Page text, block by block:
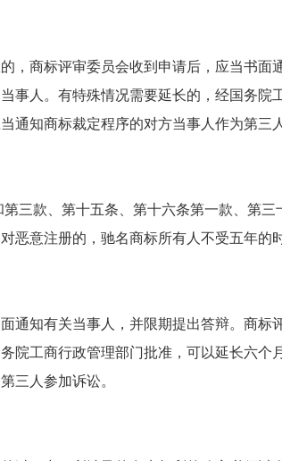
商标评审委员会收到申请后，应当书面
事人。有特殊情况需要延长的，经国务
通知商标裁定程序的对方当事人作为第三
款、第十五条、第十六条第一款、第三
恶意注册的，驰名商标所有人不受五年的
知有关当事人，并限期提出答辩。商标
院工商行政管理部门批准，可以延长六
三人参加诉讼。